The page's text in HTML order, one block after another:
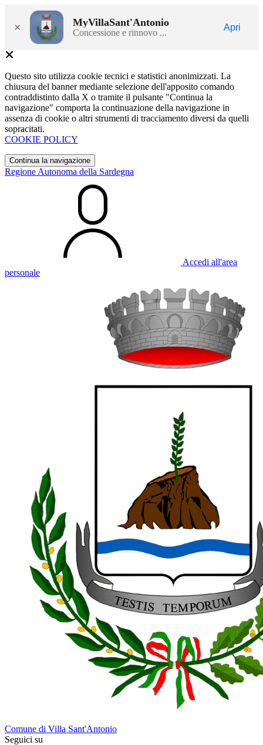
× MyVillaSant'Antonio
Concessione e rinnovo ...
Apri
Questo sito utilizza cookie tecnici e statistici anonimizzati. La
chiusura del banner mediante selezione dell'apposito comando
contraddistinto dalla X o tramite il pulsante "Continua la
navigazione" comporta la continuazione della navigazione in
assenza di cookie o altri strumenti di tracciamento diversi da quelli
sopracitati.
COOKIE POLICY
Continua la navigazione
Regione Autonoma della Sardegna
Accedi all'area
personale
Comune di Villa Sant'Antonio
Seguici su